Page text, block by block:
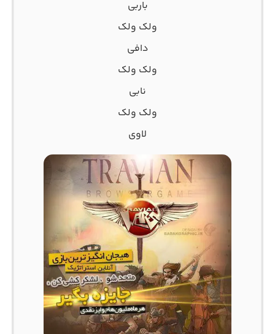
باربی
ولک ولک
دافی
ولک ولک
نابی
ولک ولک
لاوی